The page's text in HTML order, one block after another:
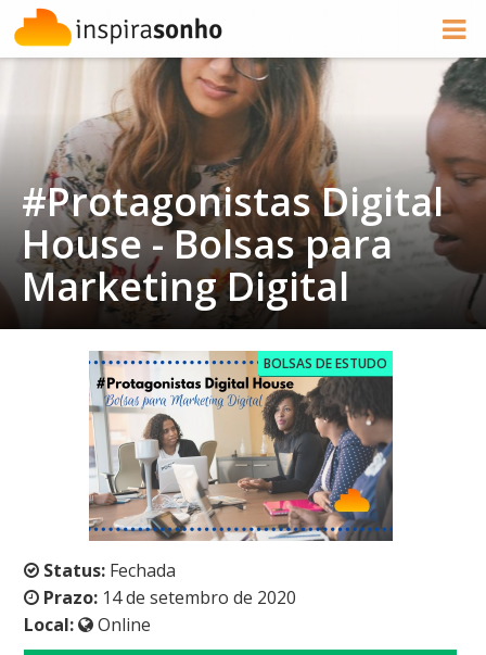
#Protagonistas Digital
House - Bolsas para
Marketing Digital
BOLSAS DE ESTUDO
Status: Fechada
Prazo: 14 de setembro de 2020
Local:
Online